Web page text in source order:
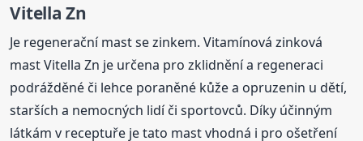
Vitella Zn
Je regenerační mast se zinkem. Vitamínová zinková
mast Vitella Zn je určena pro zklidnění a regeneraci
podrážděné či lehce poraněné kůže a opruzenin u dětí,
starších a nemocných lidí či sportovců. Díky účinným
látkám v receptuře je tato mast vhodná i pro ošetření